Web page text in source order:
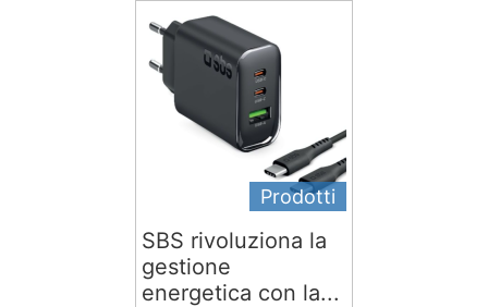
Prodotti
SBS rivoluziona la
gestione
energetica con la...